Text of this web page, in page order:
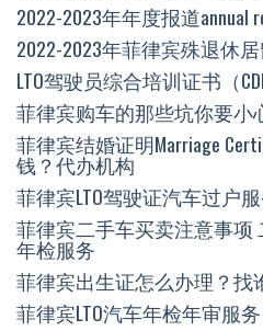
2022-2023年年度报道annual
2022-2023年菲律宾殊退休
LTO驾驶员综合培训证书（
菲律宾购车的那些坑你要小
菲律宾结婚证明Marriage
钱？代办机构
菲律宾LTO驾驶证汽车过户
菲律宾二手车买卖注意事项
年检服务
菲律宾出生证怎么办理？找
菲律宾LTO汽车年检年审服务